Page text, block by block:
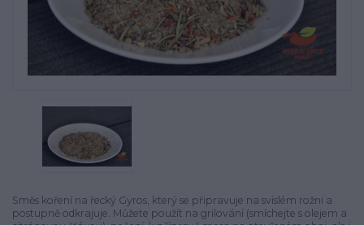
Směs koření na řecký Gyros, který se připravuje na svislém rožni a
postupně odkrajuje. Můžete použít na grilování (smíchejte s olejem a